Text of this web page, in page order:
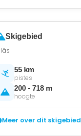
Skigebied
55 km
pistes
200 - 718 m
hoogte
Meer over dit skigebied